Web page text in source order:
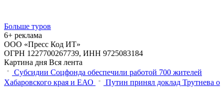
Больше туров
6+ реклама
ООО «Пресс Код ИТ»
ОГРН 1227700267739, ИНН 9725083184
Картина дня Вся лента
Субсидии Соцфонда обеспечили работой 700 жителей
Хабаровского края и ЕАО
Путин принял доклад Трутнева о